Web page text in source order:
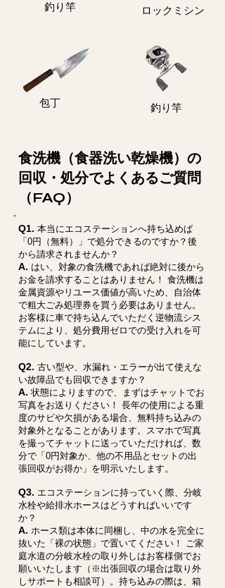
釣り竿 ロックミシン
包丁 釣り竿
食洗機（食器洗い乾燥機）の
回収・処分でよくあるご質問
（FAQ）
Q1. 本当にエコステーションへ持ち込めば
「0円（無料）」で処分できるのですか？後
から請求されませんか？
A. はい、対象の食洗機であれば絶対に後から
お金を請求することはありません！ 食洗機は
金属資源やリユース価値が高いため、自治体
で粗大ごみ処理券を買う必要はありません。
お客様に車で持ち込んでいただく逆物流シス
テムにより、処分費用ゼロでの受け入れを可
能にしています。
Q2. 古い型や、水漏れ・エラーが出て使えな
い故障品でも回収できますか？
A. 状態によりますので、まずはチャットでお
写真をお送りください！ 長年の使用による重
度のサビや欠損がある場合、無料持ち込みの
対象外となることがあります。スマホで写真
を撮ってチャットに送っていただければ、数
分で「0円対象か、他の不用品とセットの出
張回収がお得か」を明示いたします。
Q3. エコステーションに持っていく際、分岐
水栓や給排水ホースはどうすればいいです
か？
A. ホース類は本体に同梱し、中の水を完全に
抜いた「裸の状態」で置いてください！ ご家
庭水道の分岐水栓の取り外しはお客様側でお
願いいたします（※出張回収の場合は取り外
しサポートも相談可）。持ち込みの際は、箱